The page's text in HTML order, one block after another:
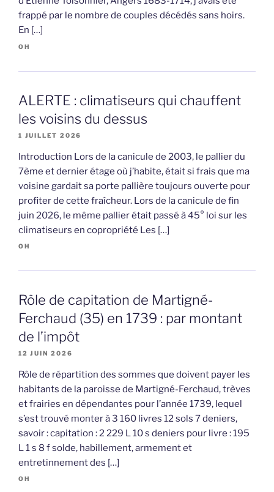
frappé par le nombre de couples décédés sans hoirs.
En […]
OH
ALERTE : climatiseurs qui chauffent
les voisins du dessus
1 JUILLET 2026
Introduction Lors de la canicule de 2003, le pallier du
7ème et dernier étage où j’habite, était si frais que ma
voisine gardait sa porte pallière toujours ouverte pour
profiter de cette fraîcheur. Lors de la canicule de fin
juin 2026, le même pallier était passé à 45° loi sur les
climatiseurs en copropriété Les […]
OH
Rôle de capitation de Martigné-
Ferchaud (35) en 1739 : par montant
de l’impôt
12 JUIN 2026
Rôle de répartition des sommes que doivent payer les
habitants de la paroisse de Martigné-Ferchaud, trèves
et frairies en dépendantes pour l’année 1739, lequel
s’est trouvé monter à 3 160 livres 12 sols 7 deniers,
savoir : capitation : 2 229 L 10 s deniers pour livre : 195
L 1 s 8 f solde, habillement, armement et
entretinnement des […]
OH